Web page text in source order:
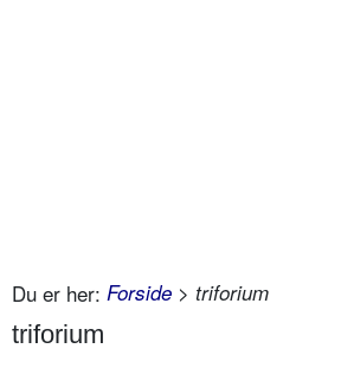
Du er her: Forside > triforium
triforium